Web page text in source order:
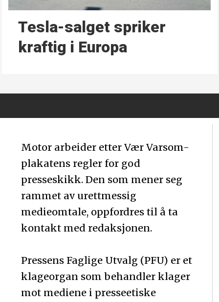
Tesla-salget spriker
kraftig i Europa
Motor arbeider etter Vær Varsom-
plakatens regler for god
presseskikk. Den som mener seg
rammet av urettmessig
medieomtale, oppfordres til å ta
kontakt med redaksjonen.
Pressens Faglige Utvalg (PFU) er et
klageorgan som behandler klager
mot mediene i presseetiske